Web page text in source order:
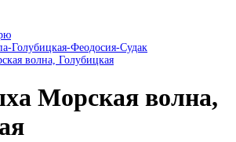
Голубицкая-Феодосия-Судак
волна, Голубицкая
Морская волна,